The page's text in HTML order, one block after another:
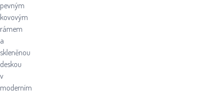
pevným
kovovým
rámem
a
skleněnou
deskou
v
moderním